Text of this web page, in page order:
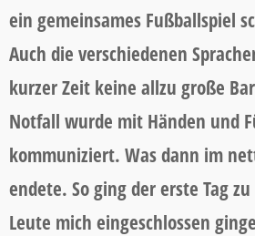
ein gemeinsames Fußballspiel
Auch die verschiedenen
kurzer Zeit keine allzu große
Notfall wurde mit Händen und
kommuniziert. Was dann im
endete. So ging der erste Tag
Leute mich eingeschlossen